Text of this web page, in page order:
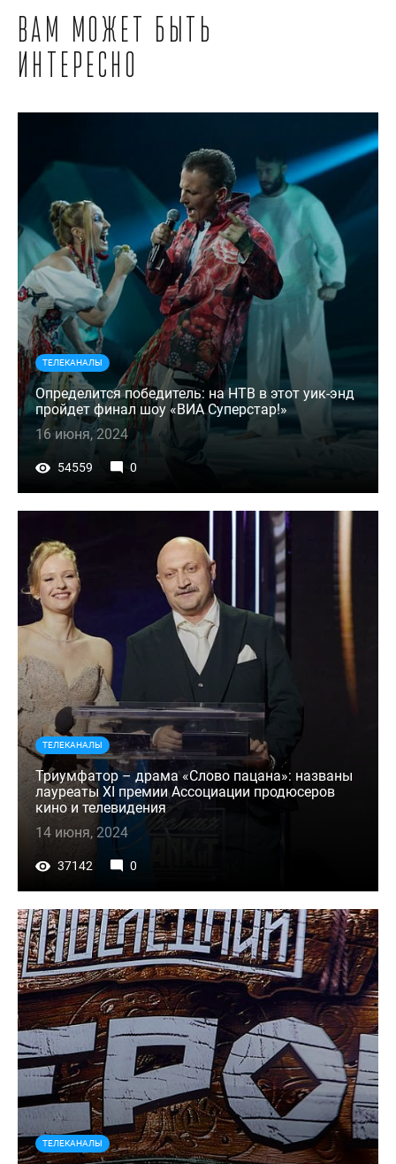
Вам может быть
интересно
ТЕЛЕКАНАЛЫ
Определится победитель: на НТВ в этот уик-энд
пройдет финал шоу «ВИА Суперстар!»
16 июня, 2024
54559 0
ТЕЛЕКАНАЛЫ
Триумфатор – драма «Слово пацана»: названы
лауреаты XI премии Ассоциации продюсеров
кино и телевидения
14 июня, 2024
37142 0
ТЕЛЕКАНАЛЫ